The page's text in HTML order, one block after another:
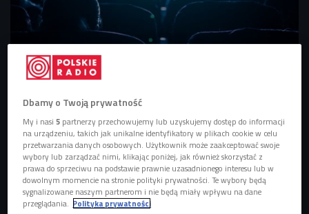
Dbamy o Twoją prywatność
My i nasi5 partnerzy przechowujemy lub uzyskujemy dostęp do informacji
na urządzeniu, takich jak unikalne identyfikatory w plikach cookie w celu
przetwarzania danych osobowych. Użytkownik może zaakceptować swoje
wybory lub zarządzać nimi, klikając poniżej, jak również skorzystać z
prawa do sprzeciwu na podstawie prawnie uzasadnionego interesu lub w
dowolnym momencie na stronie polityki prywatności. Te wybory będą
sygnalizowane naszym partnerom i nie będą miały wpływu na dane
przeglądania. Polityka prywatności